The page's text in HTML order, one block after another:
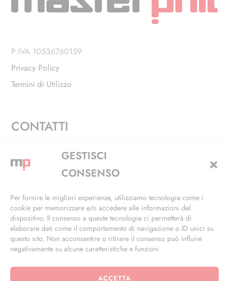
GESTISCI
CONSENSO
Per fornire le migliori esperienze, utilizziamo tecnologie come i
cookie per memorizzare e/o accedere alle informazioni del
dispositivo. Il consenso a queste tecnologie ci permetterà di
elaborare dati come il comportamento di navigazione o ID unici su
questo sito. Non acconsentire o ritirare il consenso può influire
negativamente su alcune caratteristiche e funzioni.
ACCETTA
P.IVA 10536760159
Privacy Policy
Termini di Utilizzo
CONTATTI
Via Alfieri, 27 - Trezzano Sul Naviglio (MI)
+39 02 4846 3155
info@masterphil.it